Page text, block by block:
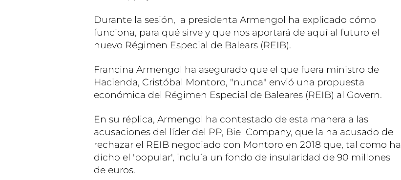
Durante la sesión, la presidenta Armengol ha explicado cómo
funciona, para qué sirve y que nos aportará de aquí al futuro el
nuevo Régimen Especial de Balears (REIB).
Francina Armengol ha asegurado que el que fuera ministro de
Hacienda, Cristóbal Montoro, "nunca" envió una propuesta
económica del Régimen Especial de Baleares (REIB) al Govern.
En su réplica, Armengol ha contestado de esta manera a las
acusaciones del líder del PP, Biel Company, que la ha acusado de
rechazar el REIB negociado con Montoro en 2018 que, tal como ha
dicho el 'popular', incluía un fondo de insularidad de 90 millones
de euros.